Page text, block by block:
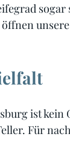
ist
Für